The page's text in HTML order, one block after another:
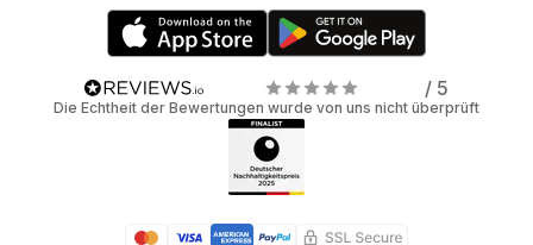
/ 5
Die Echtheit der Bewertungen wurde von uns nicht überprüft